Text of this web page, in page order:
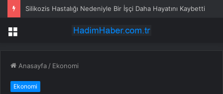
Silikozis Hastalığı Nedeniyle Bir İşçi Daha Hayatını Kaybetti
Menü
Anasayfa / Ekonomi
Ekonomi